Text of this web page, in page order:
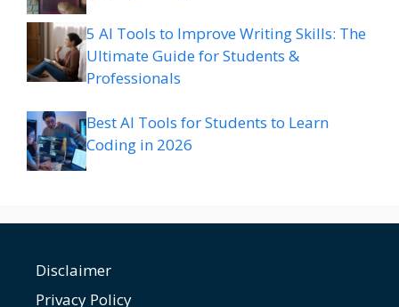
5 AI Tools to Improve Writing Skills: The
Ultimate Guide for Students &
Professionals
Best AI Tools for Students to Learn
Coding in 2026
Disclaimer
Privacy Policy